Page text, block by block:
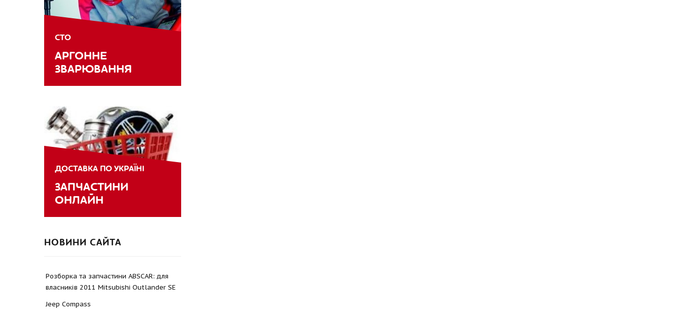
СТО
АРГОННЕ
ЗВАРЮВАННЯ
ДОСТАВКА ПО УКРАЇНІ
ЗАПЧАСТИНИ
ОНЛАЙН
НОВИНИ САЙТА
Розборка та запчастини ABSCAR: для
власників 2011 Mitsubishi Outlander SE
Jeep Compass